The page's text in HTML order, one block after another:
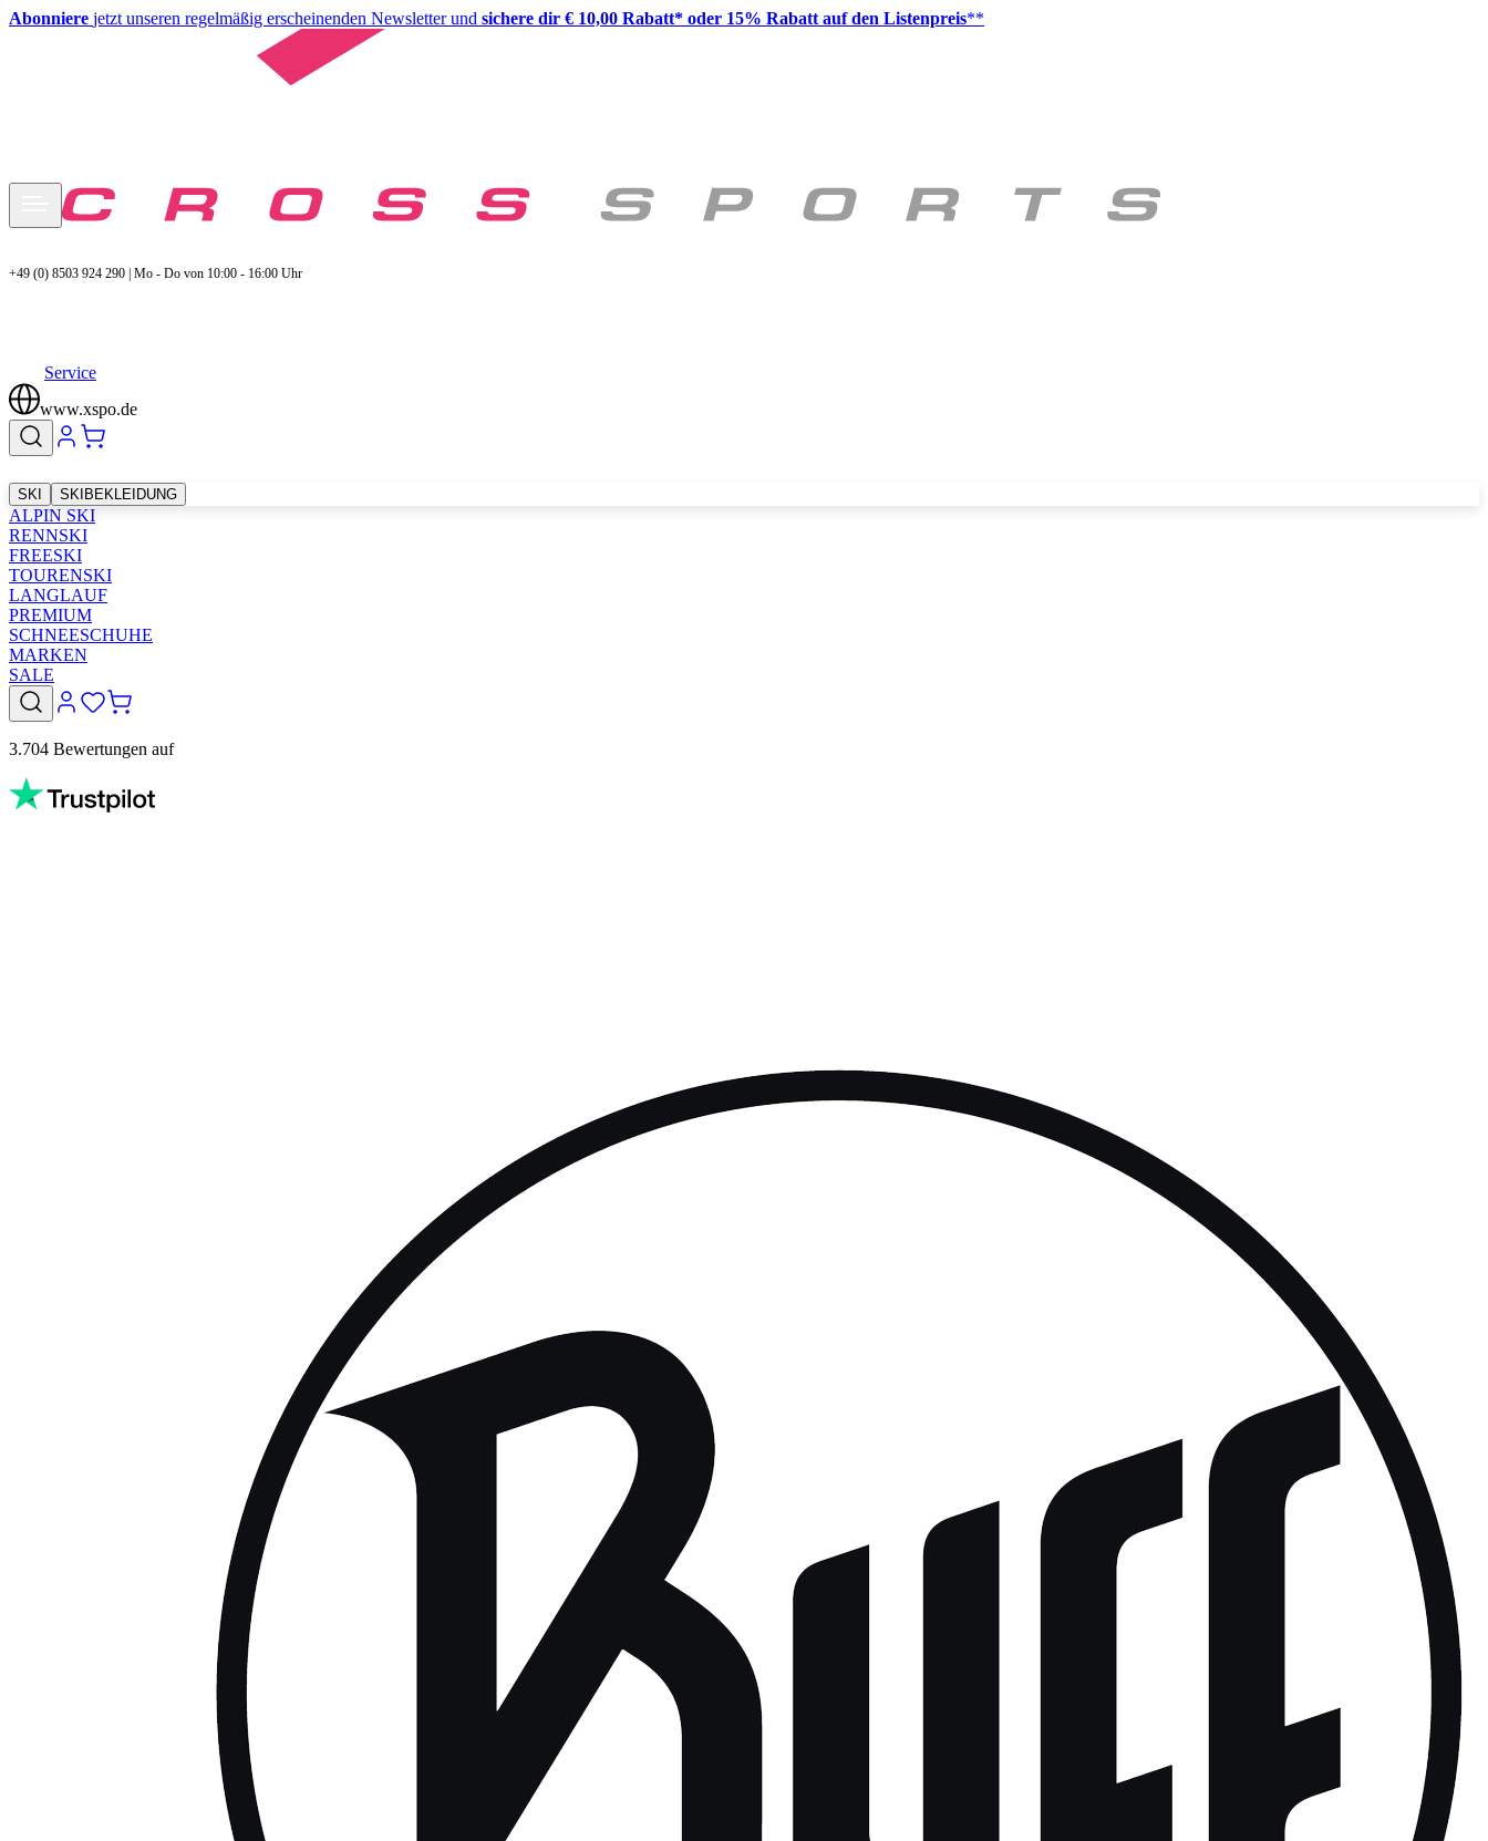
Abonniere jetzt unseren regelmäßig erscheinenden Newsletter und sichere dir € 10,00 Rabatt* oder 15% Rabatt auf den Listenpreis**
+49 (0) 8503 924 290 | Mo - Do von 10:00 - 16:00 Uhr
Service
www.xspo.de
SKI SKIBEKLEIDUNG
ALPIN SKI
RENNSKI
FREESKI
TOURENSKI
LANGLAUF
PREMIUM
SCHNEESCHUHE
MARKEN
SALE
3.704 Bewertungen auf